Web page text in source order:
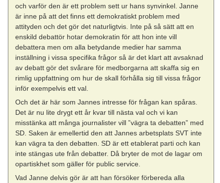
och varför den är ett problem sett ur hans synvinkel. Janne
är inne på att det finns ett demokratiskt problem med
attityden och det gör det naturligtvis. Inte på så sätt att en
enskild debattör hotar demokratin för att hon inte vill
debattera men om alla betydande medier har samma
inställning i vissa specifika frågor så är det klart att avsaknad
av debatt gör det svårare för medborgarna att skaffa sig en
rimlig uppfattning om hur de skall förhålla sig till vissa frågor
inför exempelvis ett val.
Och det är här som Jannes intresse för frågan kan spåras.
Det är nu lite drygt ett år kvar till nästa val och vi kan
misstänka att många journalister vill ”vägra ta debatten” med
SD. Saken är emellertid den att Jannes arbetsplats SVT inte
kan vägra ta den debatten. SD är ett etablerat parti och kan
inte stängas ute från debatter. Då bryter de mot de lagar om
opartiskhet som gäller för public service.
Vad Janne delvis gör är att han försöker förbereda alla